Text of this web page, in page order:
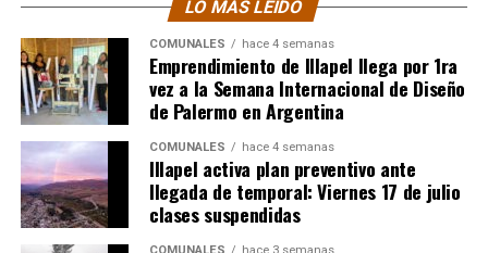
LO MÁS LEÍDO
COMUNALES hace 4 semanas
Emprendimiento de Illapel llega por 1ra
vez a la Semana Internacional de Diseño
de Palermo en Argentina
COMUNALES hace 4 semanas
Illapel activa plan preventivo ante
llegada de temporal: Viernes 17 de julio
clases suspendidas
COMUNALES hace 3 semanas